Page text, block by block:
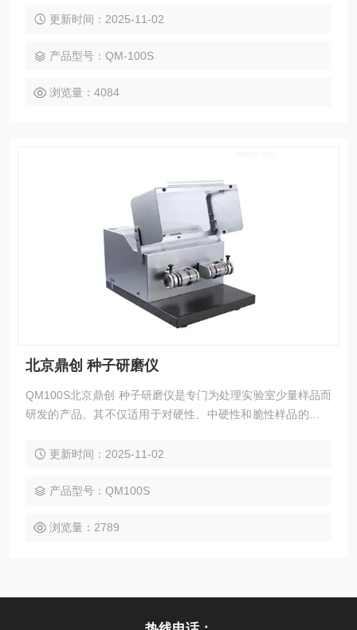
2．适用于各种动物组织包括大脑、心脏、肺、胃、肝脏、胸
适用于真菌、细菌等样品的研磨破碎； 4．适用于食品、药品
更新时间：2025-11-02
产品型号：QM-100S
浏览量：4084
北京鼎创 种子研磨仪
QM100S北京鼎创 种子研磨仪是专门为处理实验室少量样品而
研发的产品。其不仅适用于对硬性、中硬性和脆性样品的细粉
磨仪北京高通量组织研磨仪
更新时间：2025-11-02
产品型号：QM100S
浏览量：2789